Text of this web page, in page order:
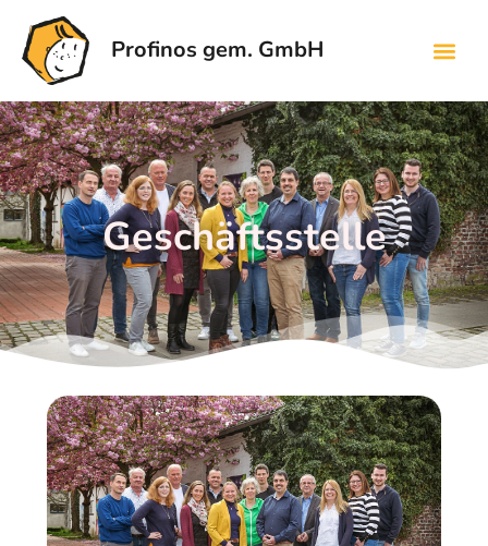
Profinos gem. GmbH
Geschäftsstelle